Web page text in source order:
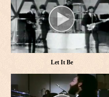
Let It Be